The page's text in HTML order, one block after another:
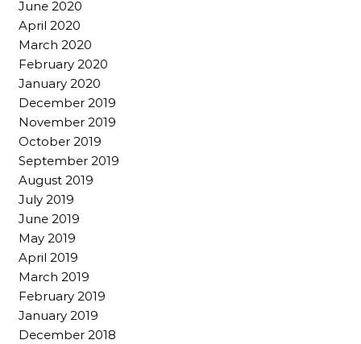
June 2020
April 2020
March 2020
February 2020
January 2020
December 2019
November 2019
October 2019
September 2019
August 2019
July 2019
June 2019
May 2019
April 2019
March 2019
February 2019
January 2019
December 2018